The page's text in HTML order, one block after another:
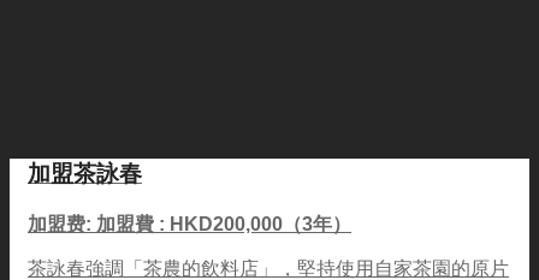
加盟茶詠春
加盟费: 加盟費 : HKD200,000（3年）
茶詠春強調「茶農的飲料店」，堅持使用自家茶園的原片